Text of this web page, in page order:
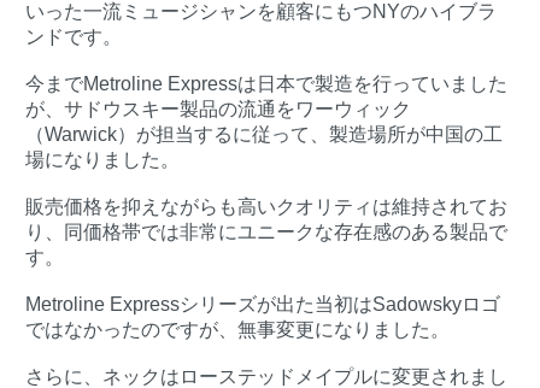
いった一流ミュージシャンを顧客にもつNYのハイブラ
ンドです。
今までMetroline Expressは日本で製造を行っていました
が、サドウスキー製品の流通をワーウィック
（Warwick）が担当するに従って、製造場所が中国の工
場になりました。
販売価格を抑えながらも高いクオリティは維持されてお
り、同価格帯では非常にユニークな存在感のある製品で
す。
Metroline Expressシリーズが出た当初はSadowskyロゴ
ではなかったのですが、無事変更になりました。
さらに、ネックはローステッドメイプルに変更されまし